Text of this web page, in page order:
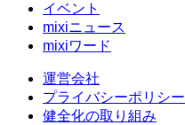
イベント
mixiニュース
mixiワード
運営会社
プライバシーポリシー
健全化の取り組み